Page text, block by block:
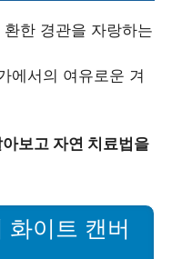
한 경관을 자랑하는
에서의 여유로운 겨
보고 자연 치료법을
화이트 캔버